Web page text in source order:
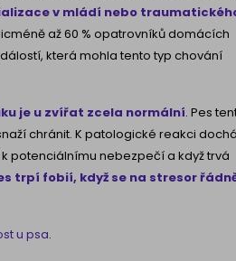
v mládí nebo
až 60 % opatrovníků domácích
která mohla tento typ chování
je u zvířat zcela normální. Pes
chránit. K patologické reakci
potenciálnímu nebezpečí a když trvá
trpí fobií, když se na stresor
u psa.